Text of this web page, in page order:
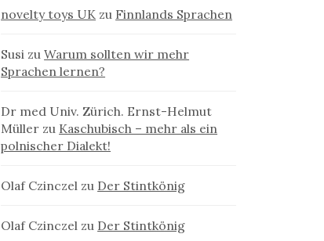
novelty toys UK zu Finnlands Sprachen
Susi zuWarum sollten wir mehr
Sprachen lernen?
Dr med Univ. Zürich. Ernst-Helmut
Müller zu Kaschubisch – mehr als ein
polnischer Dialekt!
Olaf Czinczel zu Der Stintkönig
Olaf Czinczel zu Der Stintkönig